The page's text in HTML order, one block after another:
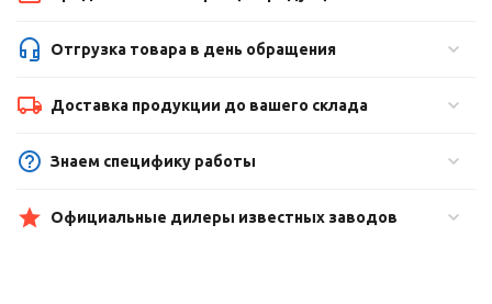
Отгрузка товара в день обращения
Доставка продукции до вашего склада
Знаем специфику работы
Официальные дилеры известных заводов